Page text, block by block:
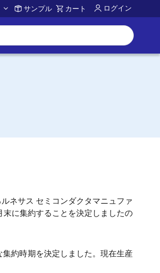
サンプル カート ログイン
ネサス セミコンダクタマニュファ
に集約することを決定しましたの
約時期を決定しました。現在生産